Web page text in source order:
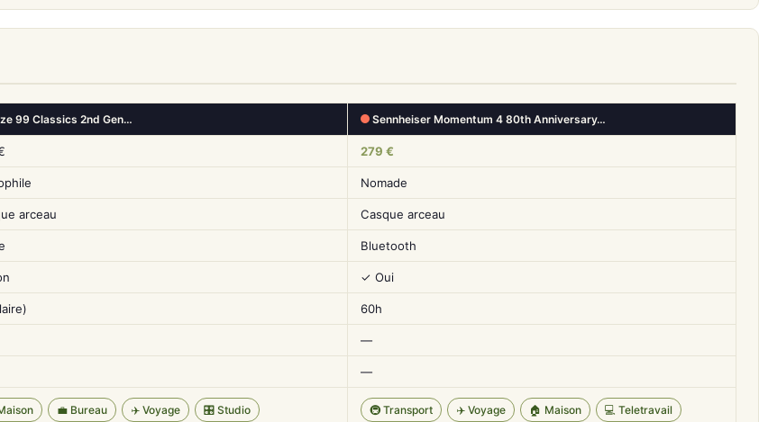
99 Classics 2nd Gen… Sennheiser Momentum 4 80th Anniversary…
279 €
Nomade
arceau Casque arceau
Bluetooth
✓ Oui
60h
—
—
💼 Bureau ✈️ Voyage 🎛️ Studio 🚇 Transport ✈️ Voyage 🏠 Maison 💻 Teletravail